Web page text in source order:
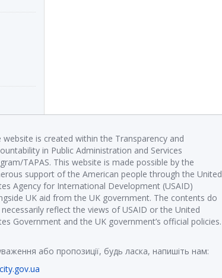
website is created within the Transparency and
in Public Administration and Services
TAPAS. This website is made possible by the
support of the American people through the United
Agency for International Development (USAID)
UK aid from the UK government. The contents do
reflect the views of USAID or the United
Government and the UK government’s official policies.
або пропозиції, будь ласка, напишіть нам: